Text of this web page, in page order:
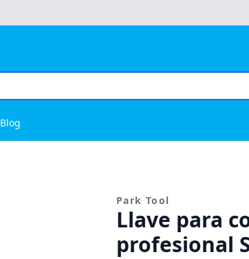
Blog
Park Tool
Llave para
profesional